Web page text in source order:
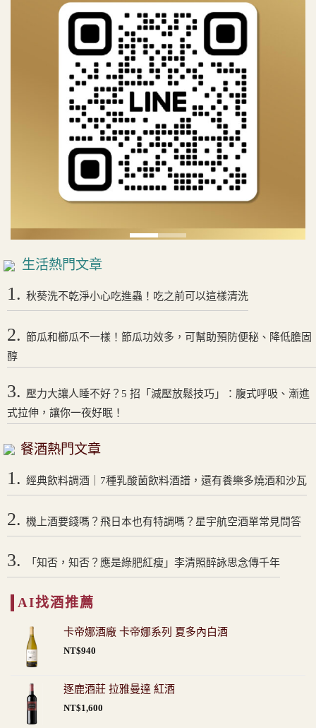
生活熱門文章
1. 秋葵洗不乾淨小心吃進蟲！吃之前可以這樣清洗
2. 節瓜和櫛瓜不一樣！節瓜功效多，可幫助預防便秘、降低膽固
醇
3.
壓力大讓人睡不好？5 招「減壓放鬆技巧」：腹式呼吸、漸進
式拉伸，讓你一夜好眠！
餐酒熱門文章
1. 經典飲料調酒｜7種乳酸菌飲料酒譜，還有養樂多燒酒和沙瓦
2. 機上酒要錢嗎？飛日本也有特調嗎？星宇航空酒單常見問答
3. 「知否，知否？應是綠肥紅瘦」李清照醉詠思念傳千年
AI找酒推薦
卡帝娜酒廠 卡帝娜系列 夏多內白酒
NT$940
逐鹿酒莊 拉雅曼達 紅酒
NT$1,600